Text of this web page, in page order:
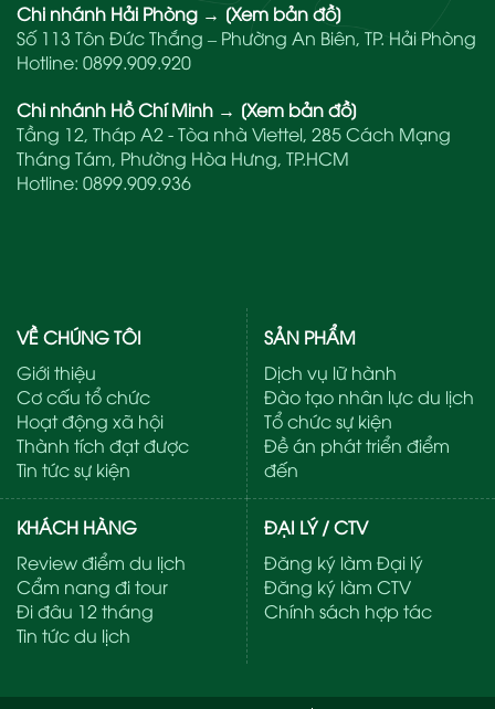
Chi nhánh Hải Phòng → [Xem bản đồ]
Số 113 Tôn Đức Thắng – Phường An Biên, TP. Hải Phòng
Hotline: 0899.909.920
Chi nhánh Hồ Chí Minh → [Xem bản đồ]
Tầng 12, Tháp A2 - Tòa nhà Viettel, 285 Cách Mạng
Tháng Tám, Phường Hòa Hưng, TP.HCM
Hotline: 0899.909.936
VỀ CHÚNG TÔI
Giới thiệu
Cơ cấu tổ chức
Hoạt động xã hội
Thành tích đạt được
Tin tức sự kiện
SẢN PHẨM
Dịch vụ lữ hành
Đào tạo nhân lực du lịch
Tổ chức sự kiện
Đề án phát triển điểm
đến
KHÁCH HÀNG
Review điểm du lịch
Cẩm nang đi tour
Đi đâu 12 tháng
Tin tức du lịch
ĐẠI LÝ / CTV
Đăng ký làm Đại lý
Đăng ký làm CTV
Chính sách hợp tác